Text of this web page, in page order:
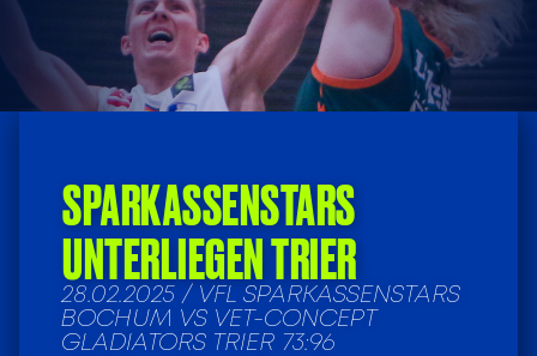
SPARKASSENSTARS
UNTERLIEGEN TRIER
28.02.2025 / VFL SPARKASSENSTARS
BOCHUM VS VET-CONCEPT
GLADIATORS TRIER 73:96